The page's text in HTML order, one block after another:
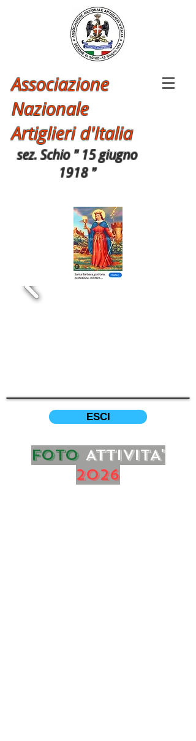
Associazione
Nazionale
Artiglieri d'Italia
sez. Schio " 15 giugno
1918 "
ESCI
FOTO ATTIVITA'
2026